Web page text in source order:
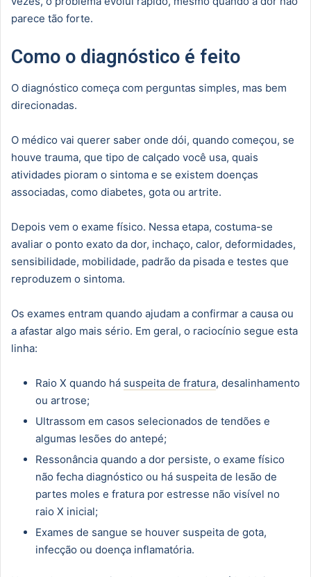
parece tão forte.
Como o diagnóstico é feito
O diagnóstico começa com perguntas simples, mas bem
direcionadas.
O médico vai querer saber onde dói, quando começou, se
houve trauma, que tipo de calçado você usa, quais
atividades pioram o sintoma e se existem doenças
associadas, como diabetes, gota ou artrite.
Depois vem o exame físico. Nessa etapa, costuma-se
avaliar o ponto exato da dor, inchaço, calor, deformidades,
sensibilidade, mobilidade, padrão da pisada e testes que
reproduzem o sintoma.
Os exames entram quando ajudam a confirmar a causa ou
a afastar algo mais sério. Em geral, o raciocínio segue esta
linha:
Raio X quando há suspeita de fratura, desalinhamento
ou artrose;
Ultrassom em casos selecionados de tendões e
algumas lesões do antepé;
Ressonância quando a dor persiste, o exame físico
não fecha diagnóstico ou há suspeita de lesão de
partes moles e fratura por estresse não visível no
raio X inicial;
Exames de sangue se houver suspeita de gota,
infecção ou doença inflamatória.